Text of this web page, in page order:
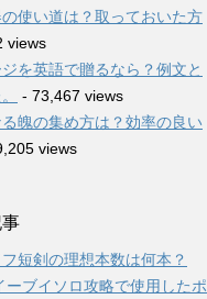
使い道は？取っておいた方
views
を英語で贈るなら？例文と
- 73,467 views
魄の集め方は？効率の良い
views
短剣の理想本数は何本？
ーブイソロ攻略で使用したポ